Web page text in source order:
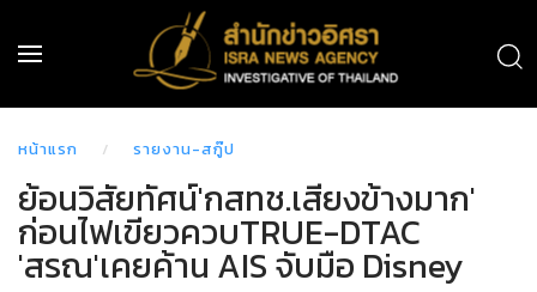
หน้าแรก รายงาน-สกู๊ป
ย้อนวิสัยทัศน์'กสทช.เสียงข้างมาก'
ก่อนไฟเขียวควบTRUE-DTAC
'สรณ'เคยค้าน AIS จับมือ Disney